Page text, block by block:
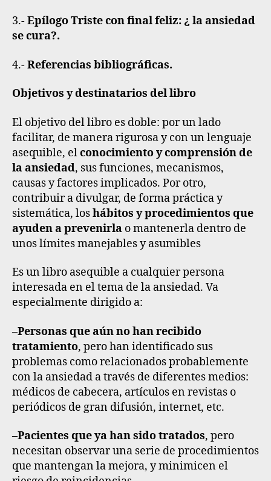
3.-Epílogo Triste con final feliz: ¿ la ansiedad
se cura?.
4.-Referencias bibliográficas.
Objetivos y destinatarios del libro
El objetivo del libro es doble: por un lado
facilitar, de manera rigurosa y con un lenguaje
asequible, elconocimiento y comprensión de
la ansiedad, sus funciones, mecanismos,
causas y factores implicados. Por otro,
contribuir a divulgar, de forma práctica y
sistemática, loshábitos y procedimientos que
ayuden a prevenirla o mantenerla dentro de
unos límites manejables y asumibles
Es un libro asequible a cualquier persona
interesada en el tema de la ansiedad. Va
especialmente dirigido a:
–Personas que aún no han recibido
tratamiento, pero han identificado sus
problemas como relacionados probablemente
con la ansiedad a través de diferentes medios:
médicos de cabecera, artículos en revistas o
periódicos de gran difusión, internet, etc.
–Pacientes que ya han sido tratados, pero
necesitan observar una serie de procedimientos
que mantengan la mejora, y minimicen el